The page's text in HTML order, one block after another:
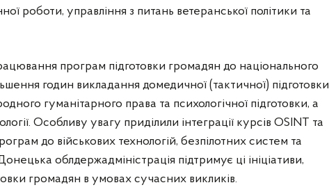
роботи, управління з питань ветеранської політики та
програм підготовки громадян до національного
годин викладання домедичної (тактичної) підготовки
гуманітарного права та психологічної підготовки, а
Особливу увагу приділили інтеграції курсів OSINT та
до військових технологій, безпілотних систем та
облдержадміністрація підтримує ці ініціативи,
громадян в умовах сучасних викликів.